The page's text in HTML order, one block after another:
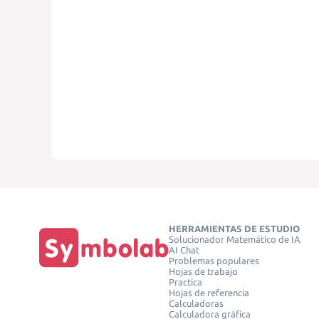
HERRAMIENTAS DE ESTUDIO
Solucionador Matemático de IA
AI Chat
Problemas populares
Hojas de trabajo
Practica
Hojas de referencia
Calculadoras
Calculadora gráfica